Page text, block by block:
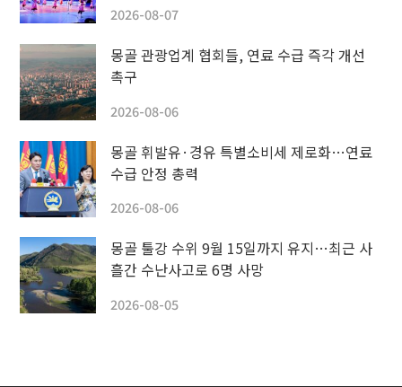
2026-08-07
몽골 관광업계 협회들, 연료 수급 즉각 개선
촉구
2026-08-06
몽골 휘발유·경유 특별소비세 제로화…연료
수급 안정 총력
2026-08-06
몽골 툴강 수위 9월 15일까지 유지…최근 사
흘간 수난사고로 6명 사망
2026-08-05